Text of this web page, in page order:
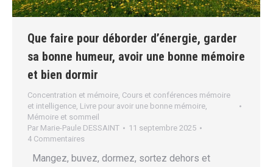
Que faire pour déborder d’énergie, garder
sa bonne humeur, avoir une bonne mémoire
et bien dormir
Concentration et mémoire, Cours et conférences mémoire
et intelligence, Livre pour avoir une bonne mémoire,
Mémoire et sommeil
Par Marie-Paule DESSAINT
11 septembre 2025
4 Commentaires
Mangez, buvez, dormez, sortez dehors et